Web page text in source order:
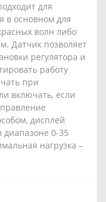
для
в основном для
волн либо
Датчик позволяет
регулятора и
работу
при
включать, если
дисплей
диапазоне 0-35
нагрузка –